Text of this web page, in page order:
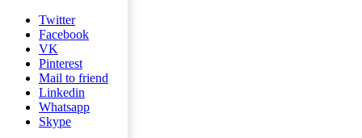
Twitter
Facebook
VK
Pinterest
Mail to friend
Linkedin
Whatsapp
Skype